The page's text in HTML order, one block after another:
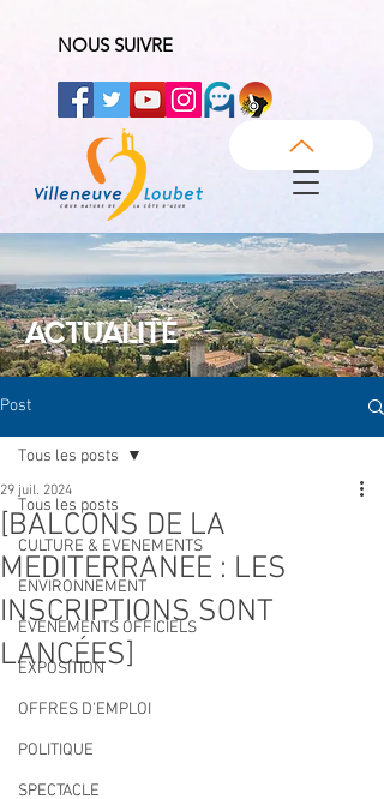
NOUS SUIVRE
ACTUALITÉ
Post
Tous les posts
CULTURE & EVENEMENTS
ENVIRONNEMENT
ÉVÉNEMENTS OFFICIELS
EXPOSITION
OFFRES D'EMPLOI
POLITIQUE
SPECTACLE
Tous les posts
[BALCONS DE LA
MEDITERRANEE : LES
INSCRIPTIONS SONT
LANCÉES]
29 juil. 2024